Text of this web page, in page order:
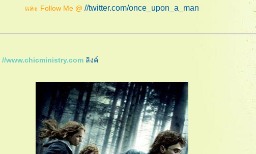
ละ Follow Me @ //twitter.com/once_upon_a_man
//www.chicministry.com ลิงค์